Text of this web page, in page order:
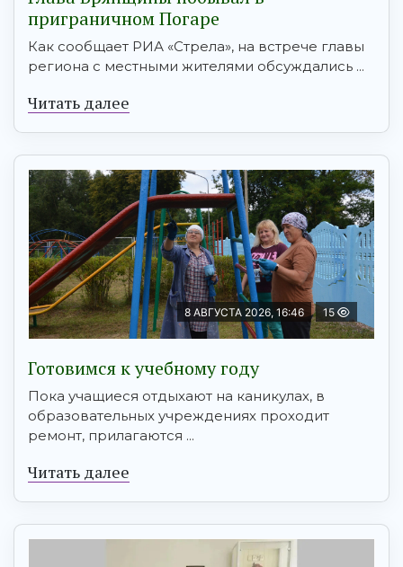
приграничном Погаре
Как сообщает РИА «Стрела», на встрече главы
региона с местными жителями обсуждались ...
Читать далее
8 АВГУСТА 2026, 16:46 15
Готовимся к учебному году
Пока учащиеся отдыхают на каникулах, в
образовательных учреждениях проходит
ремонт, прилагаются ...
Читать далее